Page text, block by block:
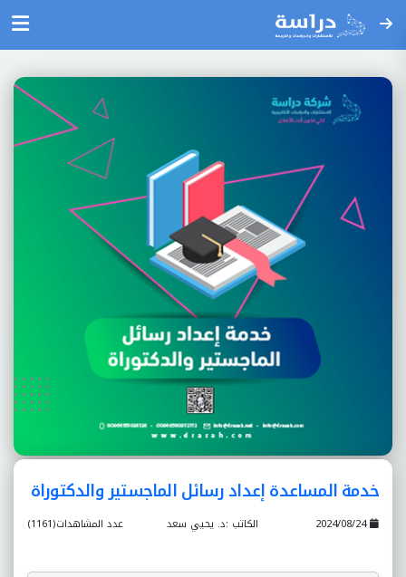
خدمة المساعدة إعداد رسائل الماجستير والدكتوراة
2024/08/24 عدد المشاهدات(1161) الكاتب :د. يحيي سعد